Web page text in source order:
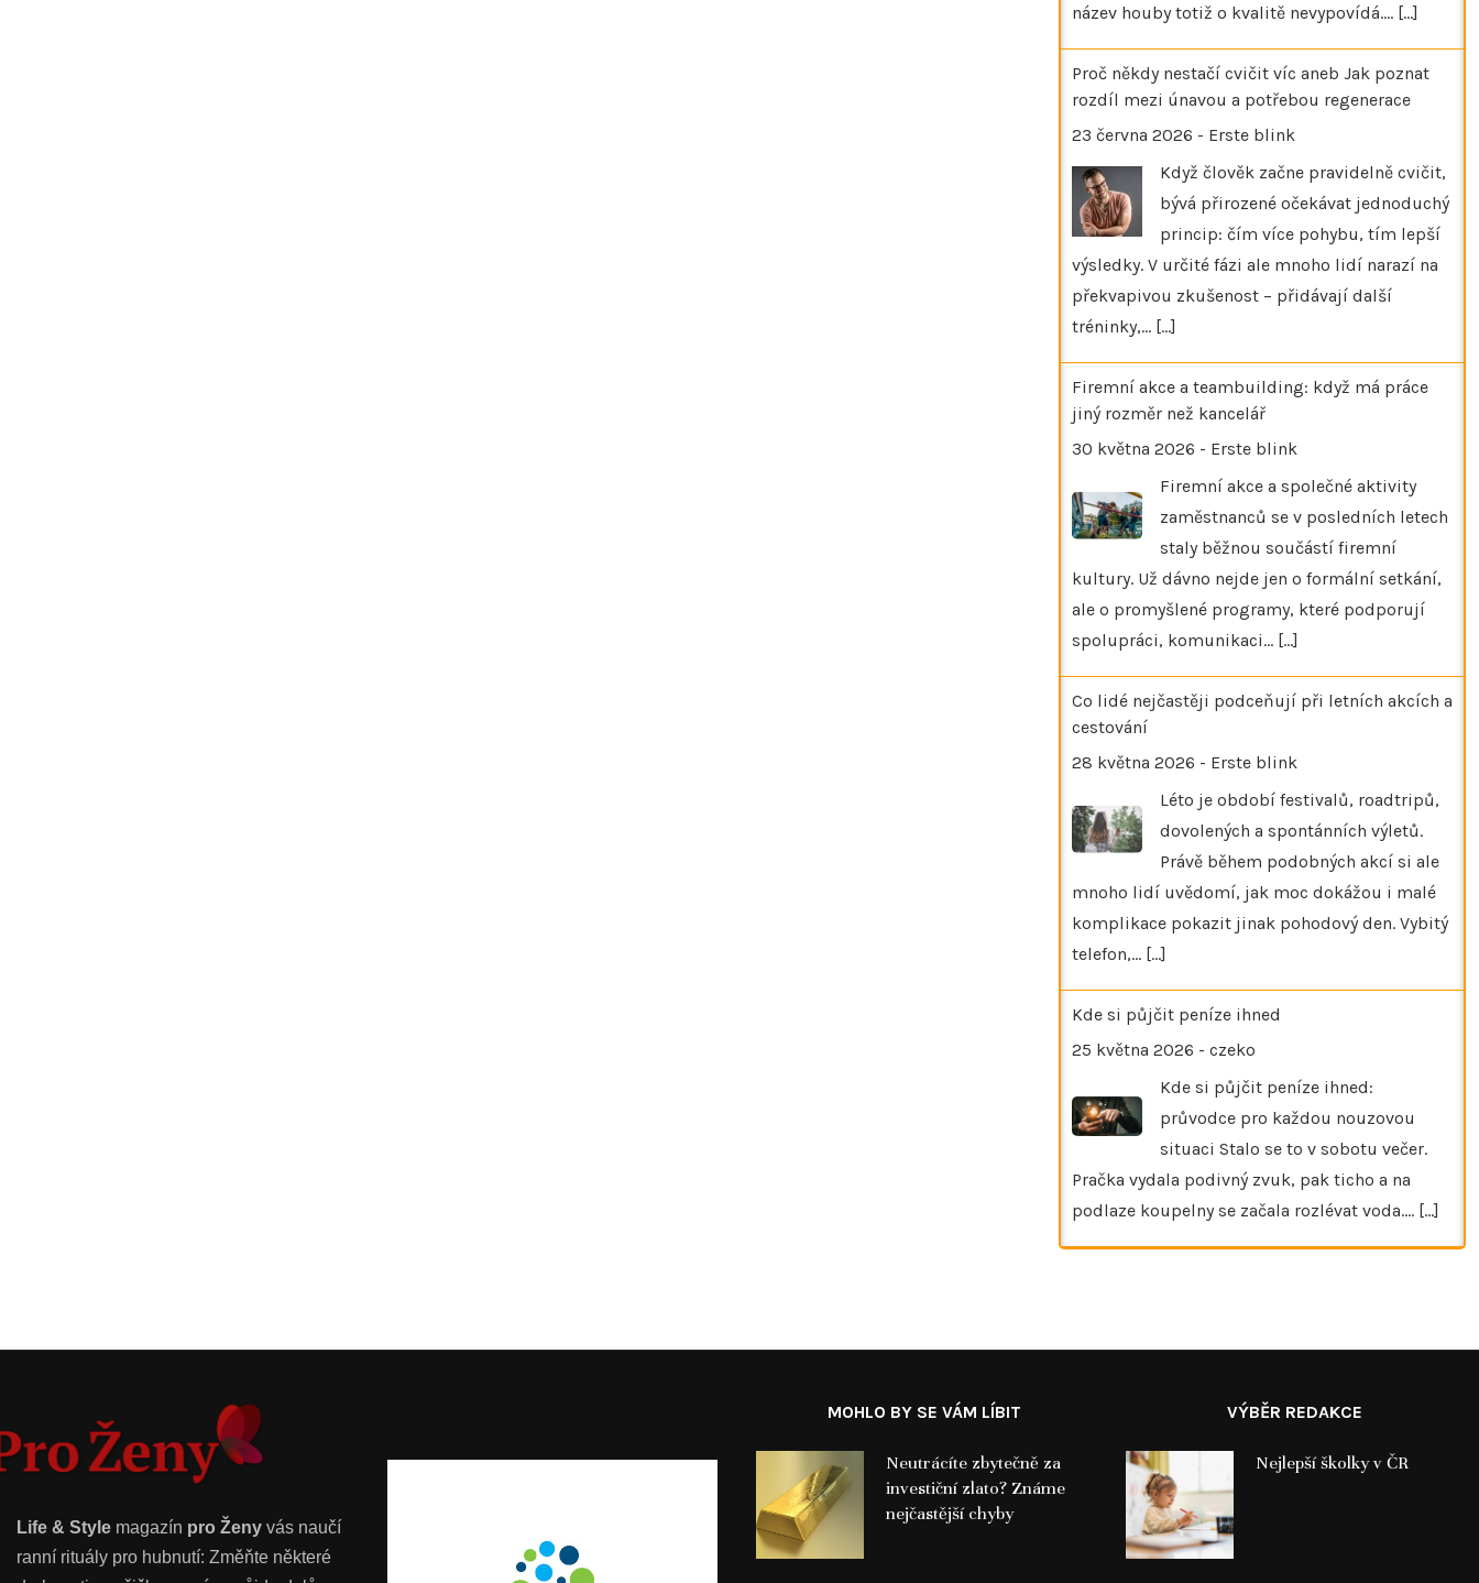
název houby totiž o kvalitě nevypovídá.… [...]
Proč někdy nestačí cvičit víc aneb Jak poznat
rozdíl mezi únavou a potřebou regenerace
23 června 2026 - Erste blink
Když člověk začne pravidelně cvičit,
bývá přirozené očekávat jednoduchý
princip: čím více pohybu, tím lepší
výsledky. V určité fázi ale mnoho lidí narazí na
překvapivou zkušenost – přidávají další
tréninky,… [...]
Firemní akce a teambuilding: když má práce
jiný rozměr než kancelář
30 května 2026 - Erste blink
Firemní akce a společné aktivity
zaměstnanců se v posledních letech
staly běžnou součástí firemní
kultury. Už dávno nejde jen o formální setkání,
ale o promyšlené programy, které podporují
spolupráci, komunikaci… [...]
Co lidé nejčastěji podceňují při letních akcích a
cestování
28 května 2026 - Erste blink
Léto je období festivalů, roadtripů,
dovolených a spontánních výletů.
Právě během podobných akcí si ale
mnoho lidí uvědomí, jak moc dokážou i malé
komplikace pokazit jinak pohodový den. Vybitý
telefon,… [...]
Kde si půjčit peníze ihned
25 května 2026 - czeko
Kde si půjčit peníze ihned:
průvodce pro každou nouzovou
situaci Stalo se to v sobotu večer.
Pračka vydala podivný zvuk, pak ticho a na
podlaze koupelny se začala rozlévat voda.… [...]
Life & Style magazín pro Ženy vás naučí
ranní rituály pro hubnutí: Změňte některé
MOHLO BY SE VÁM LÍBIT
Neutrácíte zbytečně za
investiční zlato? Známe
nejčastější chyby
VÝBĚR REDAKCE
Nejlepší školky v ČR